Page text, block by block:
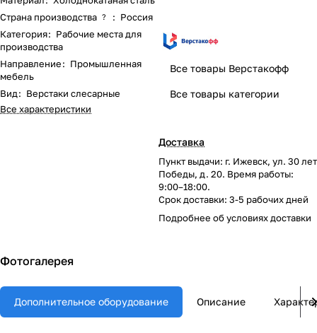
Страна производства ? : Россия
Категория: Рабочие места для
производства
Направление: Промышленная
мебель
Вид: Верстаки слесарные
Все характеристики
Все товары Верстакофф
Все товары категории
Доставка
Пункт выдачи: г. Ижевск, ул. 30 лет
Победы, д. 20. Время работы:
9:00–18:00.
Срок доставки: 3-5 рабочих дней
Подробнее обусловиях доставки
Фотогалерея
Дополнительное оборудование Описание